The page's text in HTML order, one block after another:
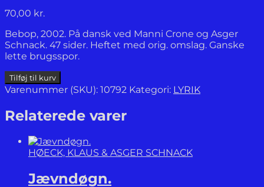
70,00 kr.
Bebop, 2002. På dansk ved Manni Crone og Asger
Schnack. 47 sider. Heftet med orig. omslag. Ganske
lette brugsspor.
Jesus
Kristus
Rastaquouère.
antal
Tilføj til kurv
Varenummer (SKU): 10792 Kategori: LYRIK
Relaterede varer
HØECK, KLAUS & ASGER SCHNACK
Jævndøgn.